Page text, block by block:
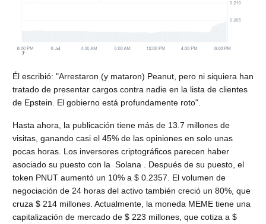
Él escribió: "Arrestaron (y mataron) Peanut, pero ni siquiera han
tratado de presentar cargos contra nadie en la lista de clientes
de Epstein. El gobierno está profundamente roto".
Hasta ahora, la publicación tiene más de 13.7 millones de
visitas, ganando casi el 45% de las opiniones en solo unas
pocas horas. Los inversores criptográficos parecen haber
asociado su puesto con la Solana
. Después de su puesto, el
token PNUT aumentó un 10% a $ 0.2357. El volumen de
negociación de 24 horas del activo también creció un 80%, que
cruza $ 214 millones. Actualmente, la moneda MEME tiene una
capitalización de mercado de $ 223 millones, que cotiza a $